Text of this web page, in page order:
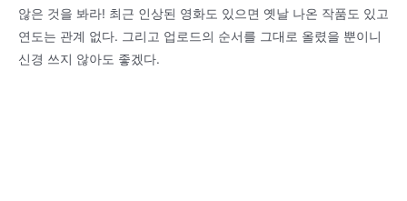
않은 것을 봐라! 최근 인상된 영화도 있으면 옛날 나온 작품도 있고
연도는 관계 없다. 그리고 업로드의 순서를 그대로 올렸을 뿐이니
신경 쓰지 않아도 좋겠다.